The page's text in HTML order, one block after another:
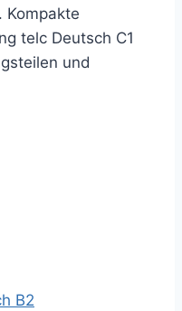
Kompakte
telc Deutsch C1
und
B2